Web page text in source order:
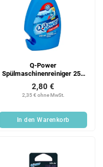
Q-Power
Spülmaschinenreiniger 250
ml
2,35 € ohne MwSt.
2,80 €
In den Warenkorb